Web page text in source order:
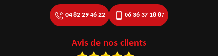
04 82 29 46 22 06 36 37 18 87
Avis de nos clients